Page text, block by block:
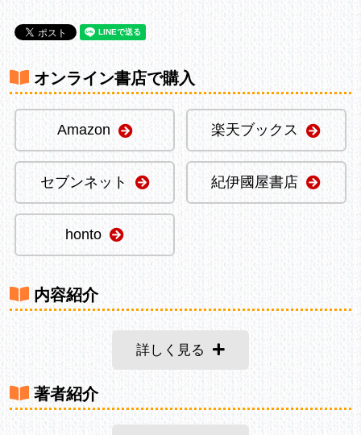
オンライン書店で購入
Amazon 楽天ブックス
セブンネット 紀伊國屋書店
honto
内容紹介
詳しく見る
著者紹介